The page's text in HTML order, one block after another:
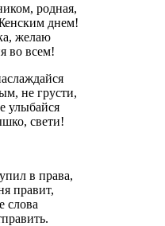
родная,
днем!
желаю
во всем!
не грусти,
улыбайся
свети!
в права,
правит,
слова